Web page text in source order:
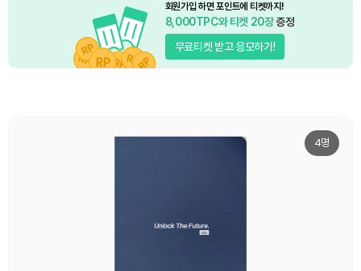
회원가입 하면 포인트에 티켓까지!
8,000TPC와 티켓 20장증정
무료티켓 받고 응모하기!
4명